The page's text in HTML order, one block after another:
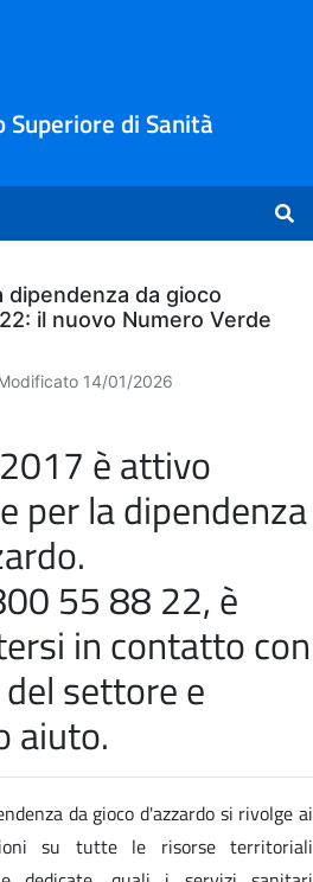
di Sanità
da gioco
il nuovo Numero Verde
14/01/2026
è attivo
per la dipendenza
55 88 22, è
in contatto con
settore e
aiuto.
da gioco d'azzardo si rivolge ai
su tutte le risorse territoriali